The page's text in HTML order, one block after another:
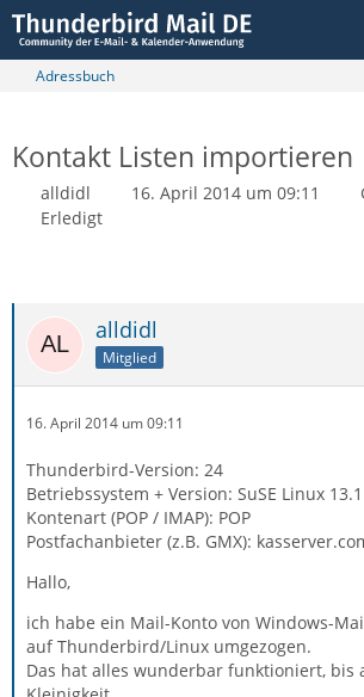
Adressbuch
Kontakt Listen importieren
alldidl 16. April 2014 um 09:11
Erledigt
alldidl
Mitglied
16. April 2014 um 09:11
Thunderbird-Version: 24
Betriebssystem + Version: SuSE Linux 13.1
Kontenart (POP / IMAP): POP
Postfachanbieter (z.B. GMX):
Hallo,
ich habe ein Mail-Konto von Windows-
auf Thunderbird/Linux umgezogen.
Das hat alles wunderbar funktioniert, bis